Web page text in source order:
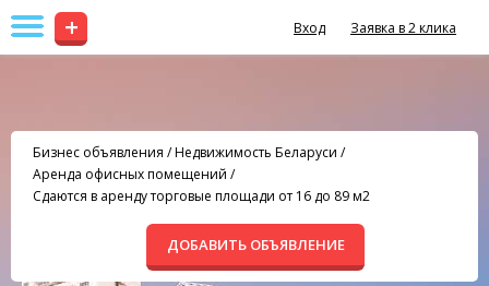
+ Вход Заявка в 2 клика
Бизнес объявления /Недвижимость Беларуси /
Аренда офисных помещений /
Сдаются в аренду торговые площади от 16 до 89 м2
ДОБАВИТЬ ОБЪЯВЛЕНИЕ